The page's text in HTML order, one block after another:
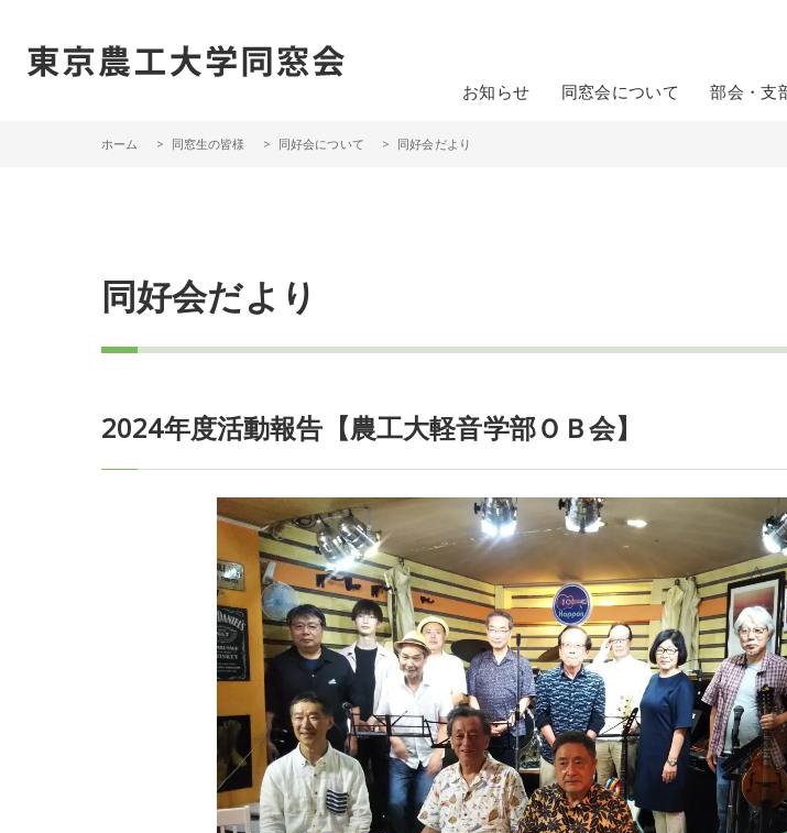
お知らせ 同窓会について 部会・支
ホーム 同窓生の皆様 同好会について 同好会だより
同好会だより
2024年度活動報告【農工大軽音学部ＯＢ会】